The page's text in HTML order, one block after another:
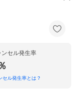
ンセル発生率
セル発生率とは？